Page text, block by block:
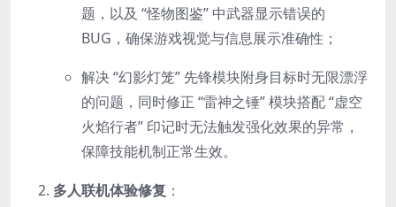
题，以及 “怪物图鉴” 中武器显示错误的
BUG，确保游戏视觉与信息展示准确性；
解决 “幻影灯笼” 先锋模块附身目标时无限漂浮
的问题，同时修正 “雷神之锤” 模块搭配 “虚空
火焰行者” 印记时无法触发强化效果的异常，
保障技能机制正常生效。
多人联机体验修复 ：